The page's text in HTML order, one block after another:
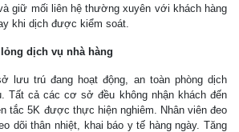
giữ mối liên hệ thường xuyên với khách hàng
khi dịch được kiểm soát.
dịch vụ nhà hàng
lưu trú đang hoạt động, an toàn phòng dịch
Tất cả các cơ sở đều không nhận khách đến
tắc 5K được thực hiện nghiêm. Nhân viên đeo
dõi thân nhiệt, khai báo y tế hàng ngày. Tăng